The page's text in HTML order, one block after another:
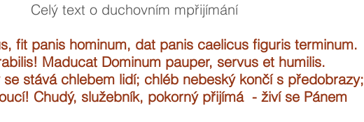
Celý text o duchovním mpřijímání
fit panis hominum, dat panis caelicus figuris terminum.
Maducat Dominum pauper, servus et humilis.
se stává chlebem lidí; chléb nebeský končí s předobrazy;
Chudý, služebník, pokorný přijímá - živí se Pánem